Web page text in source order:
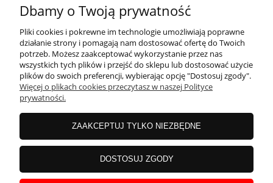
POMOC
MOJE KONTO
PŁATNOŚCI I DOSTAWA
INFORMACJE
Dbamy o Twoją prywatność
Pliki cookies i pokrewne im technologie umożliwiają poprawne
działanie strony i pomagają nam dostosować ofertę do Twoich
potrzeb. Możesz zaakceptować wykorzystanie przez nas
wszystkich tych plików i przejść do sklepu lub dostosować użycie
plików do swoich preferencji, wybierając opcję "Dostosuj zgody".
Więcej o plikach cookies przeczytasz w naszej Polityce
prywatności.
ZAAKCEPTUJ TYLKO NIEZBĘDNE
DOSTOSUJ ZGODY